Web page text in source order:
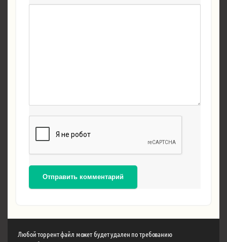
Отправить комментарий
Любой торрент файл может будет удален по требованию